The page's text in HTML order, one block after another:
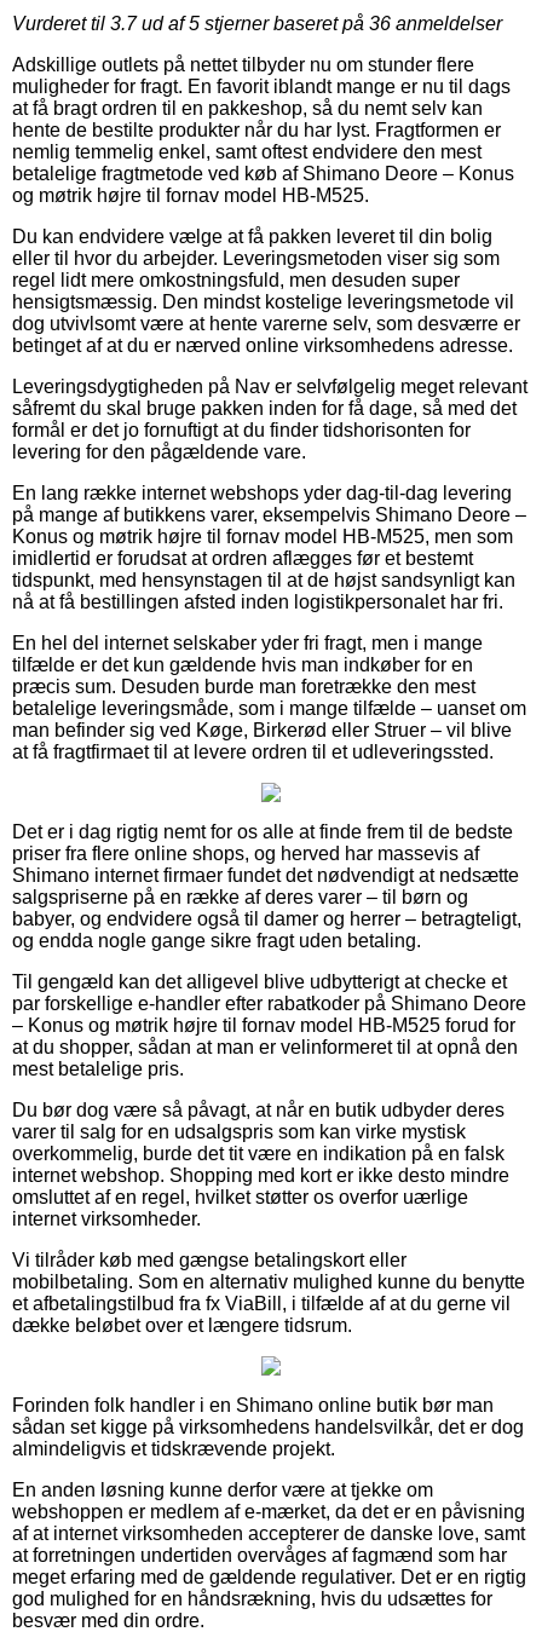
Vurderet til 3.7ud af 5 stjerner baseret på 36 anmeldelser
Adskillige outlets på nettet tilbyder nu om stunder flere
muligheder for fragt. En favorit iblandt mange er nu til dags
at få bragt ordren til en pakkeshop, så du nemt selv kan
hente de bestilte produkter når du har lyst. Fragtformen er
nemlig temmelig enkel, samt oftest endvidere den mest
betalelige fragtmetode ved køb af Shimano Deore – Konus
og møtrik højre til fornav model HB-M525.
Du kan endvidere vælge at få pakken leveret til din bolig
eller til hvor du arbejder. Leveringsmetoden viser sig som
regel lidt mere omkostningsfuld, men desuden super
hensigtsmæssig. Den mindst kostelige leveringsmetode vil
dog utvivlsomt være at hente varerne selv, som desværre er
betinget af at du er nærved online virksomhedens adresse.
Leveringsdygtigheden på Nav er selvfølgelig meget relevant
såfremt du skal bruge pakken inden for få dage, så med det
formål er det jo fornuftigt at du finder tidshorisonten for
levering for den pågældende vare.
En lang række internet webshops yder dag-til-dag levering
på mange af butikkens varer, eksempelvis Shimano Deore –
Konus og møtrik højre til fornav model HB-M525, men som
imidlertid er forudsat at ordren aflægges før et bestemt
tidspunkt, med hensynstagen til at de højst sandsynligt kan
nå at få bestillingen afsted inden logistikpersonalet har fri.
En hel del internet selskaber yder fri fragt, men i mange
tilfælde er det kun gældende hvis man indkøber for en
præcis sum. Desuden burde man foretrække den mest
betalelige leveringsmåde, som i mange tilfælde – uanset om
man befinder sig ved Køge, Birkerød eller Struer – vil blive
at få fragtfirmaet til at levere ordren til et udleveringssted.
Det er i dag rigtig nemt for os alle at finde frem til de bedste
priser fra flere online shops, og herved har massevis af
Shimano internet firmaer fundet det nødvendigt at nedsætte
salgspriserne på en række af deres varer – til børn og
babyer, og endvidere også til damer og herrer – betragteligt,
og endda nogle gange sikre fragt uden betaling.
Til gengæld kan det alligevel blive udbytterigt at checke et
par forskellige e-handler efter rabatkoder på Shimano Deore
– Konus og møtrik højre til fornav model HB-M525 forud for
at du shopper, sådan at man er velinformeret til at opnå den
mest betalelige pris.
Du bør dog være så påvagt, at når en butik udbyder deres
varer til salg for en udsalgspris som kan virke mystisk
overkommelig, burde det tit være en indikation på en falsk
internet webshop. Shopping med kort er ikke desto mindre
omsluttet af en regel, hvilket støtter os overfor uærlige
internet virksomheder.
Vi tilråder køb med gængse betalingskort eller
mobilbetaling. Som en alternativ mulighed kunne du benytte
et afbetalingstilbud fra fx ViaBill, i tilfælde af at du gerne vil
dække beløbet over et længere tidsrum.
Forinden folk handler i en Shimano online butik bør man
sådan set kigge på virksomhedens handelsvilkår, det er dog
almindeligvis et tidskrævende projekt.
En anden løsning kunne derfor være at tjekke om
webshoppen er medlem af e-mærket, da det er en påvisning
af at internet virksomheden accepterer de danske love, samt
at forretningen undertiden overvåges af fagmænd som har
meget erfaring med de gældende regulativer. Det er en rigtig
god mulighed for en håndsrækning, hvis du udsættes for
besvær med din ordre.